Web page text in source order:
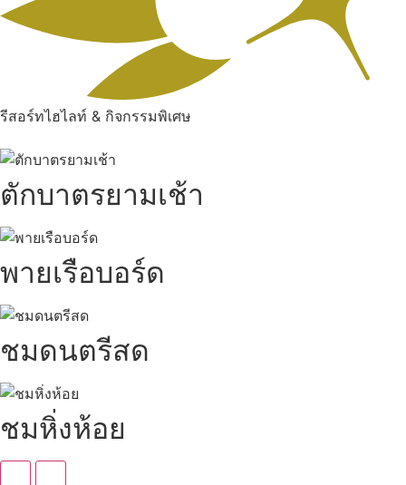
รีสอร์ทไฮไลท์ & กิจกรรมพิเศษ
ตักบาตรยามเช้า
พายเรือบอร์ด
ชมดนตรีสด
ชมหิ่งห้อย